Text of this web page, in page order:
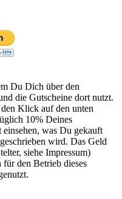
Du Dich über den
die Gutscheine dort nutzt.
Klick auf den unten
10% Deines
was Du gekauft
wird. Das Geld
siehe Impressum)
für den Betrieb dieses